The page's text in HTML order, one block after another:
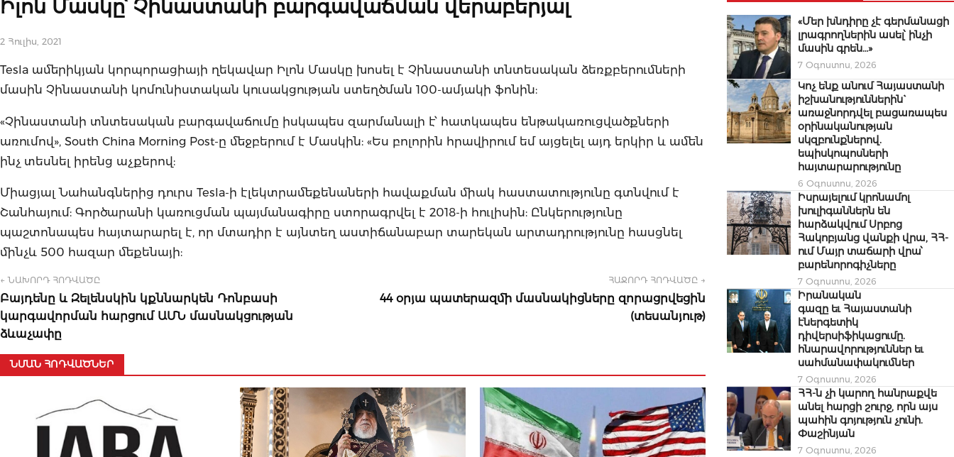
Իլոն Մասկը՝ Չինաստանի բարգավաճման վերաբերյալ
2 Հուլիս, 2021
Tesla ամերիկյան կորպորացիայի ղեկավար Իլոն Մասկը խոսել է Չինաստանի տնտեսական ձեռքբերումների
մասին Չինաստանի կոմունիստական ​​կուսակցության ստեղծման 100-ամյակի ֆոնին:
«Չինաստանի տնտեսական բարգավաճումը իսկապես զարմանալի է՝ հատկապես ենթակառուցվածքների
առումով», South China Morning Post-ը մեջբերում է Մասկին: «Ես բոլորին հրավիրում եմ այցելել այդ երկիր և ամեն
ինչ տեսնել իրենց աչքերով:
Միացյալ Նահանգներից դուրս Tesla-ի էլեկտրամեքենաների հավաքման միակ հաստատությունը գտնվում է
Շանհայում: Գործարանի կառուցման պայմանագիրը ստորագրվել է 2018-ի հուլիսին: Ընկերությունը
պաշտոնապես հայտարարել է, որ մտադիր է այնտեղ աստիճանաբար տարեկան արտադրությունը հասցնել
մինչև 500 հազար մեքենայի:
← ՆԱԽՈՐԴ ՀՈԴՎԱԾԸ
Բայդենը և Զելենսկին կքննարկեն Դոնբասի
կարգավորման հարցում ԱՄՆ մասնակցության
ձևաչափը
ՀԱՋՈՐԴ ՀՈԴՎԱԾԸ →
44 օրյա պատերազմի մասնակիցները զորացրվեցին
(տեսանյութ)
ՆՄԱՆ ՀՈԴՎԱԾՆԵՐ
«Մեր խնդիրը չէ գերմանացի
լրագրողներին ասել՝ ինչի
մասին գրեն…»
7 Օգոստոս, 2026
Կոչ ենք անում Հայաստանի
իշխանություններին`
առաջնորդվել բացառապես
օրինականության
սկզբունքներով.
եպիսկոպոսների
հայտարարությունը
6 Օգոստոս, 2026
Իսրայելում կրոնամոլ
խուլիգաններն են
հարձակվում Սրբոց
Հակոբյանց վանքի վրա, ՀՀ-
ում Մայր տաճարի վրա՝
բարենորոգիչները
7 Օգոստոս, 2026
Իրանական
գազը եւ Հայաստանի
էներգետիկ
դիվերսիֆիկացումը.
հնարավորություններ եւ
սահմանափակումներ
7 Օգոստոս, 2026
ՀՀ-ն չի կարող հանրաքվե
անել հարցի շուրջ, որն այս
պահին գոյություն չունի.
Փաշինյան
7 Օգոստոս, 2026